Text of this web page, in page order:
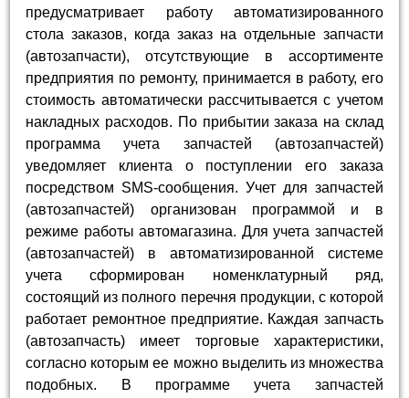
предусматривает работу автоматизированного
стола заказов, когда заказ на отдельные запчасти
(автозапчасти), отсутствующие в ассортименте
предприятия по ремонту, принимается в работу, его
стоимость автоматически рассчитывается с учетом
накладных расходов. По прибытии заказа на склад
программа учета запчастей (автозапчастей)
уведомляет клиента о поступлении его заказа
посредством SMS-сообщения. Учет для запчастей
(автозапчастей) организован программой и в
режиме работы автомагазина. Для учета запчастей
(автозапчастей) в автоматизированной системе
учета сформирован номенклатурный ряд,
состоящий из полного перечня продукции, с которой
работает ремонтное предприятие. Каждая запчасть
(автозапчасть) имеет торговые характеристики,
согласно которым ее можно выделить из множества
подобных. В программе учета запчастей